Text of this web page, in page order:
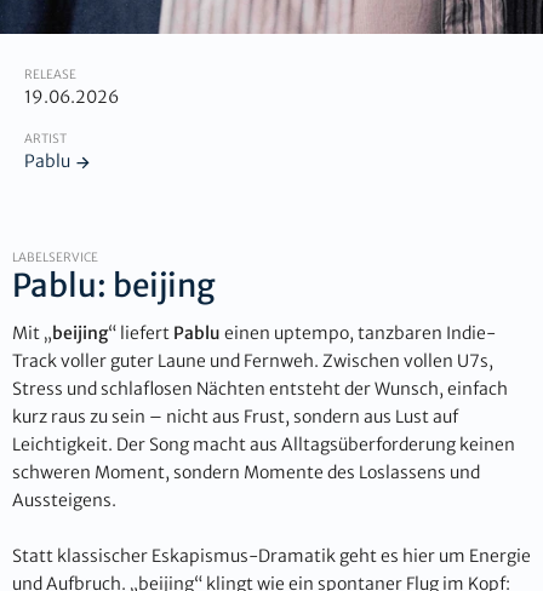
RELEASE
19.06.2026
ARTIST
Pablu
LABELSERVICE
Pablu: beijing
Mit „beijing“ liefert Pablu einen uptempo, tanzbaren Indie-
Track voller guter Laune und Fernweh. Zwischen vollen U7s,
Stress und schlaflosen Nächten entsteht der Wunsch, einfach
kurz raus zu sein – nicht aus Frust, sondern aus Lust auf
Leichtigkeit. Der Song macht aus Alltagsüberforderung keinen
schweren Moment, sondern Momente des Loslassens und
Aussteigens.
Statt klassischer Eskapismus-Dramatik geht es hier um Energie
und Aufbruch. „beijing“ klingt wie ein spontaner Flug im Kopf: